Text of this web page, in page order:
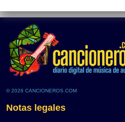
© 2026 CANCIONEROS.COM
Notas legales